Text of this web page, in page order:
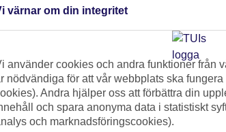
djup
resor till Malta »
värnar om din integritet
använder cookies och andra funktioner från
nödvändiga för att vår webbplats ska
Andra hjälper oss att förbättra din
och spara anonyma data i statistiskt
och marknadsföringscookies).